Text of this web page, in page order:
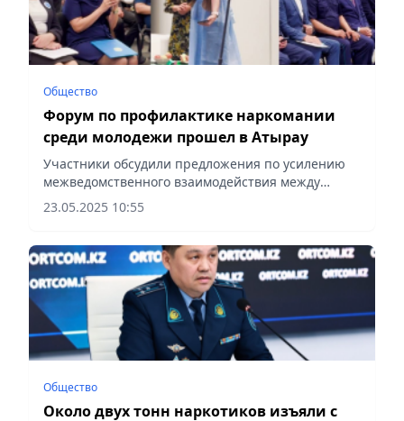
Общество
Форум по профилактике наркомании
среди молодежи прошел в Атырау
Участники обсудили предложения по усилению
межведомственного взаимодействия между
школами и профильными структурами,
сообщает Vecher.kz.
23.05.2025 10:55
Общество
Около двух тонн наркотиков изъяли с